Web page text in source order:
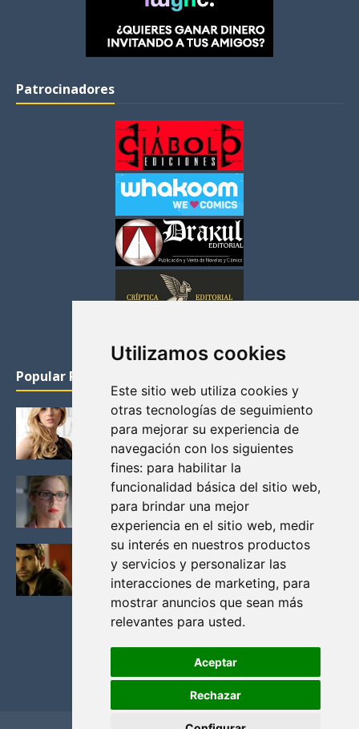
Utilizamos cookies
Este sitio web utiliza cookies y
otras tecnologías de seguimiento
para mejorar su experiencia de
navegación con los siguientes
fines: para habilitar la
funcionalidad básica del sitio web,
para brindar una mejor
experiencia en el sitio web, medir
su interés en nuestros productos
y servicios y personalizar las
interacciones de marketing, para
mostrar anuncios que sean más
relevantes para usted.
Aceptar
Rechazar
Patrocinadores
Popular Posts
KATHERYN WINNICK: LA ACTRIZ MAS GUAPA DE
VIKINGOS
Junio 14, 2013
FELICITY (EMILY BETT RICKARDS), LAS FOTOS
MAS BONITAS DE LA ALIADA DE ARROW
Noviembre 30, 2013
BLACK MIRROR: TODA TU HISTORIA. EPISODIO 3.
LA CRITICA
Mayo 17, 2012